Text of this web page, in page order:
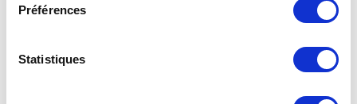
Préférences
Statistiques